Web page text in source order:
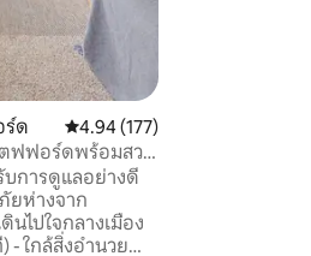
ร์ด คะแนนเฉลี่ย 4.94 จาก 5, 177 รีวิว
4.94 (177)
ฟฟอร์ดพร้อมสวน
การดูแลอย่างดี
ห่างจาก
นไปใจกลางเมือง
- ใกล้สิ่งอำนวย